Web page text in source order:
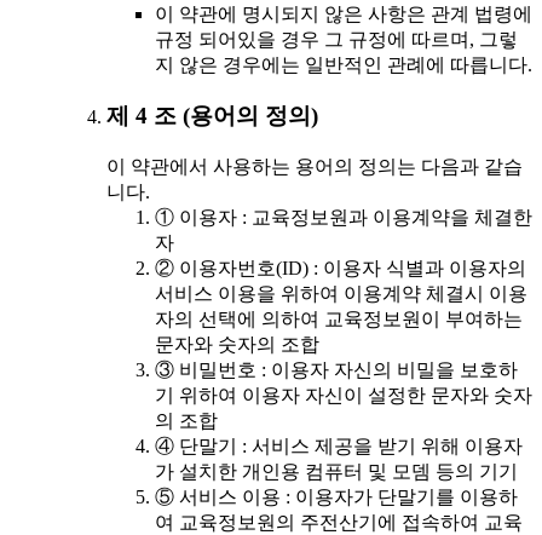
이 약관에 명시되지 않은 사항은 관계 법령에
규정 되어있을 경우 그 규정에 따르며, 그렇
지 않은 경우에는 일반적인 관례에 따릅니다.
제 4 조 (용어의 정의)
이 약관에서 사용하는 용어의 정의는 다음과 같습
니다.
① 이용자 : 교육정보원과 이용계약을 체결한
자
② 이용자번호(ID) : 이용자 식별과 이용자의
서비스 이용을 위하여 이용계약 체결시 이용
자의 선택에 의하여 교육정보원이 부여하는
문자와 숫자의 조합
③ 비밀번호 : 이용자 자신의 비밀을 보호하
기 위하여 이용자 자신이 설정한 문자와 숫자
의 조합
④ 단말기 : 서비스 제공을 받기 위해 이용자
가 설치한 개인용 컴퓨터 및 모뎀 등의 기기
⑤ 서비스 이용 : 이용자가 단말기를 이용하
여 교육정보원의 주전산기에 접속하여 교육